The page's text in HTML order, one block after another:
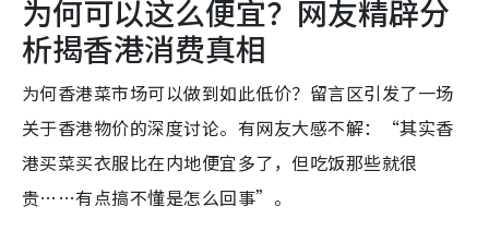
为何可以这么便宜？网友精辟分
析揭香港消费真相
为何香港菜市场可以做到如此低价？留言区引发了一场
关于香港物价的深度讨论。有网友大感不解：“其实香
港买菜买衣服比在内地便宜多了，但吃饭那些就很
贵……有点搞不懂是怎么回事”。